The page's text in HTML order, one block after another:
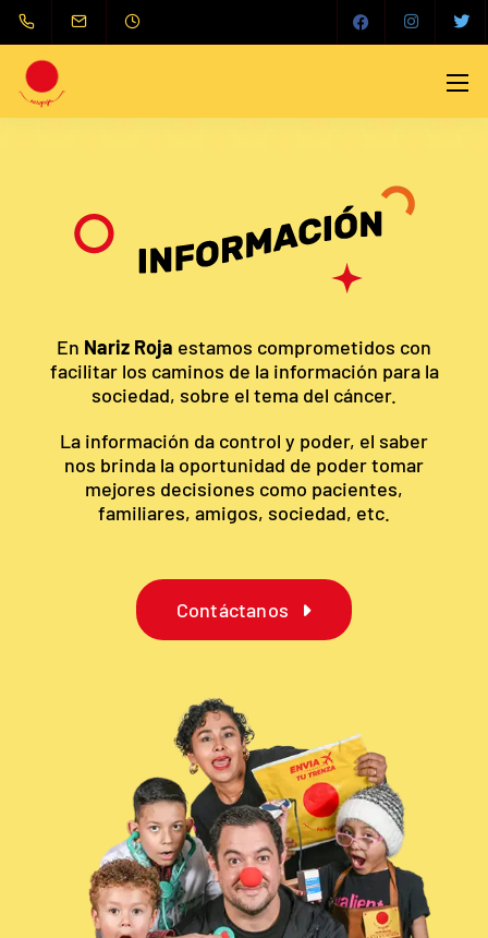
En Nariz Roja estamos comprometidos con
facilitar los caminos de la información para la
sociedad, sobre el tema del cáncer.
La información da control y poder, el saber
nos brinda la oportunidad de poder tomar
mejores decisiones como pacientes,
familiares, amigos, sociedad, etc.
Contáctanos